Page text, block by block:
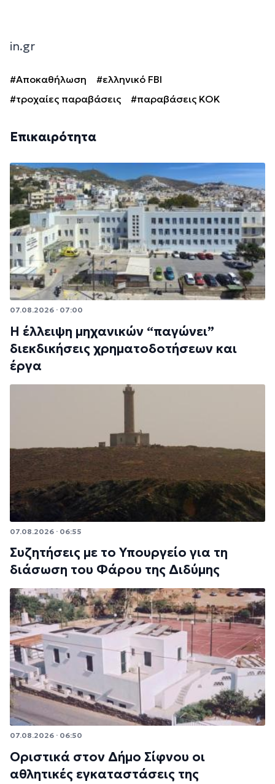
in.gr
#Αποκαθήλωση
#ελληνικό FBI
#τροχαίες παραβάσεις
#παραβάσεις ΚΟΚ
Επικαιρότητα
07.08.2026 · 07:00
Η έλλειψη μηχανικών “παγώνει”
διεκδικήσεις χρηματοδοτήσεων και
έργα
07.08.2026 · 06:55
Συζητήσεις με το Υπουργείο για τη
διάσωση του Φάρου της Διδύμης
07.08.2026 · 06:50
Οριστικά στον Δήμο Σίφνου οι
αθλητικές εγκαταστάσεις της